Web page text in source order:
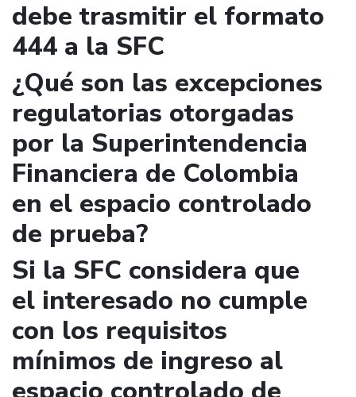
debe trasmitir el formato
444 a la SFC
¿Qué son las excepciones
regulatorias otorgadas
por la Superintendencia
Financiera de Colombia
en el espacio controlado
de prueba?
Si la SFC considera que
el interesado no cumple
con los requisitos
mínimos de ingreso al